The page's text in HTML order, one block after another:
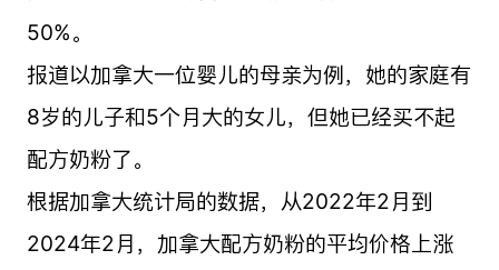
50%。
报道以加拿大一位婴儿的母亲为例，她的家庭有
8岁的儿子和5个月大的女儿，但她已经买不起
配方奶粉了。
根据加拿大统计局的数据，从2022年2月到
2024年2月，加拿大配方奶粉的平均价格上涨